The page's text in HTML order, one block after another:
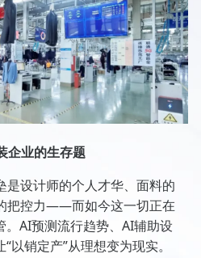
企业的生存题
是设计师的个人才华、面料的
把控力——而如今这一切正在
AI预测流行趋势、AI辅助设
以销定产”从理想变为现实。